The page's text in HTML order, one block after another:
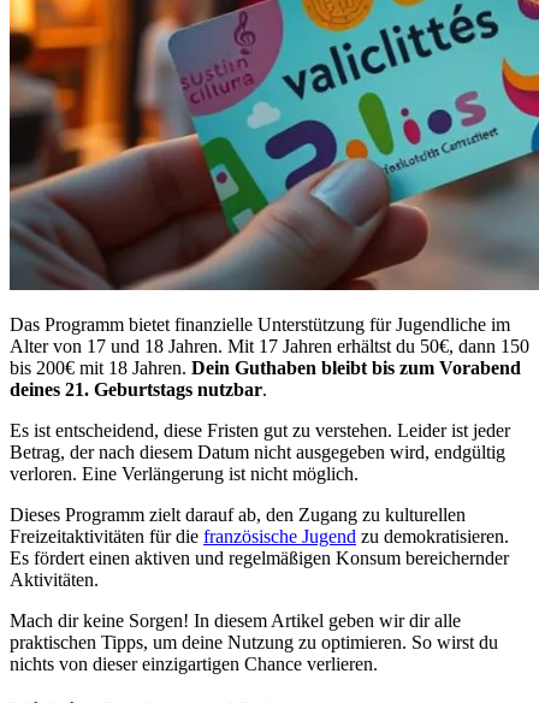
Das Programm bietet finanzielle Unterstützung für Jugendliche im
Alter von 17 und 18 Jahren. Mit 17 Jahren erhältst du 50€, dann 150
bis 200€ mit 18 Jahren. Dein Guthaben bleibt bis zum Vorabend
deines 21. Geburtstags nutzbar.
Es ist entscheidend, diese Fristen gut zu verstehen. Leider ist jeder
Betrag, der nach diesem Datum nicht ausgegeben wird, endgültig
verloren. Eine Verlängerung ist nicht möglich.
Dieses Programm zielt darauf ab, den Zugang zu kulturellen
Freizeitaktivitäten für die französische Jugend zu demokratisieren.
Es fördert einen aktiven und regelmäßigen Konsum bereichernder
Aktivitäten.
Mach dir keine Sorgen! In diesem Artikel geben wir dir alle
praktischen Tipps, um deine Nutzung zu optimieren. So wirst du
nichts von dieser einzigartigen Chance verlieren.